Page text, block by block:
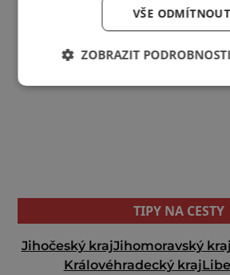
TIPY NA CESTY
Jihočeský krajJihomoravský kraj
Královéhradecký kraj
VŠE ODMÍTNOUT
ZOBRAZIT PODROBNOSTI